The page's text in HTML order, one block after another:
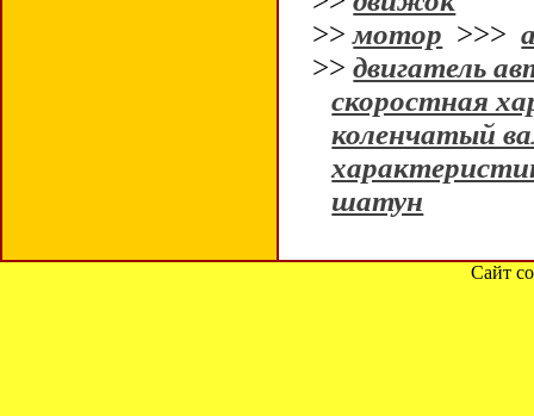
>>мотор >>>
>>двигатель
скоростная
коленчатый
шатун
Сайт